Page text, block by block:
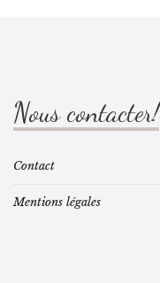
Nous contacter!
Contact
Mentions légales